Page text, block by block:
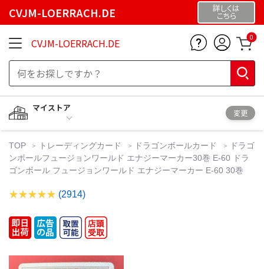
CVJM-LOERRACH.DE 詳しくは
こちら
CVJM-LOERRACH.DE 0
マイストア
変更
TOP トレーディングカード ドラゴンボールカード
ドラゴ
ンボールフュージョンワールド エナジーマーカー30巻 E-60 ドラ
ゴンボール フュージョンワールド エナジーマーカー E-60 30巻
(2914)